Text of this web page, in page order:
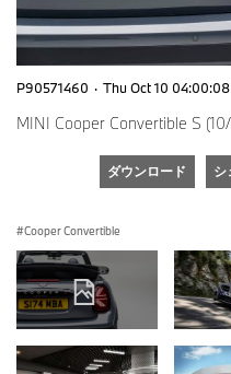
P90571460 · Thu Oct 10
MINI Cooper Convertible S
ダウンロード シ
Cooper Convertible